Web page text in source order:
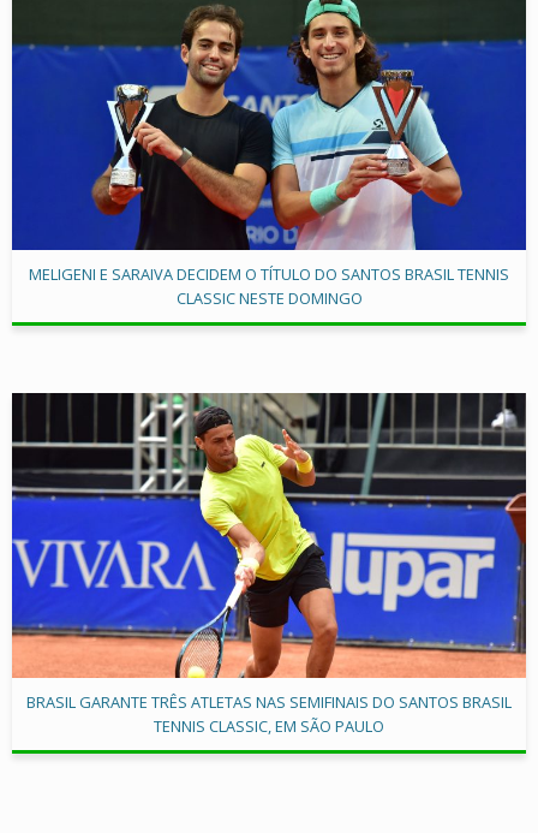
MELIGENI E SARAIVA DECIDEM O TÍTULO DO SANTOS BRASIL TENNIS
CLASSIC NESTE DOMINGO
BRASIL GARANTE TRÊS ATLETAS NAS SEMIFINAIS DO SANTOS BRASIL
TENNIS CLASSIC, EM SÃO PAULO